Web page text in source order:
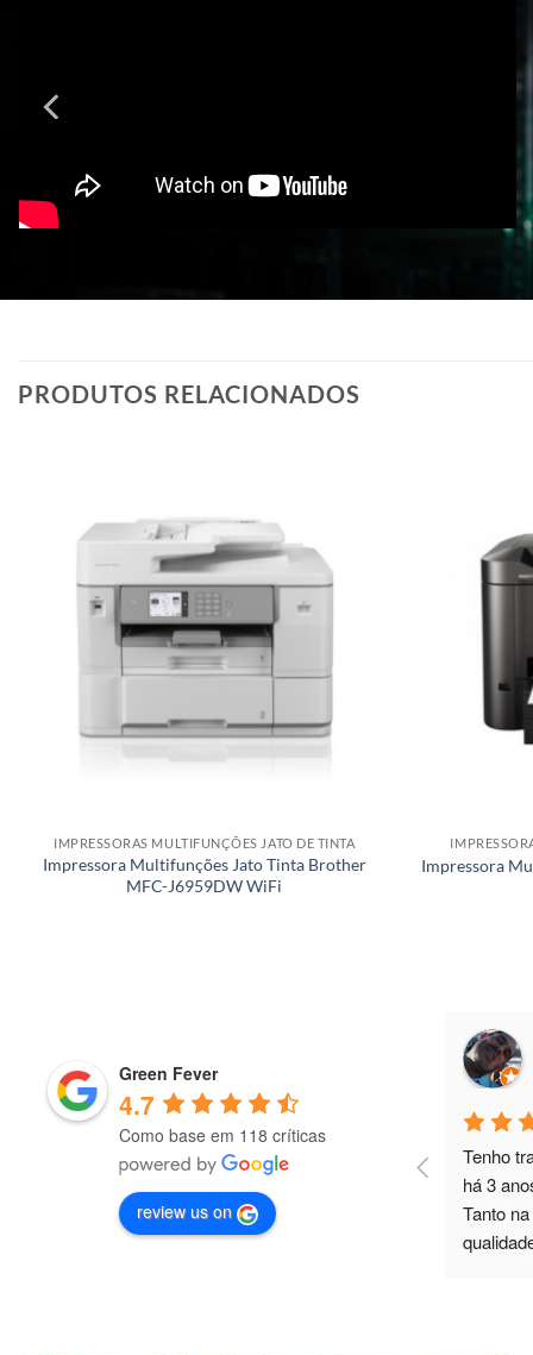
PRODUTOS RELACIONADOS
IMPRESSORAS MULTIFUNÇÕES JATO DE TINTA
Impressora Multifunções Jato Tinta Brother
MFC-J6959DW WiFi
Impressora
Green Fever
4.7
Como base em 118 críticas
review us on
10 months ago
Excelente parceiro de negócios
Tenho
há 3
Tanto